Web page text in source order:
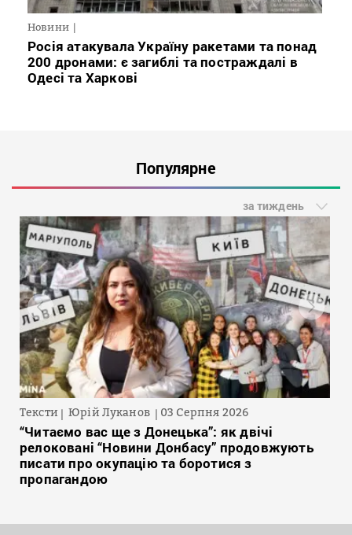
Новини
Росія атакувала Україну ракетами та понад
200 дронами: є загиблі та постраждалі в
Одесі та Харкові
Популярне
за тиждень
Тексти Юрій Луканов 03 Серпня 2026
“Читаємо вас ще з Донецька”: як двічі
релоковані “Новини Донбасу” продовжують
писати про окупацію та боротися з
пропагандою